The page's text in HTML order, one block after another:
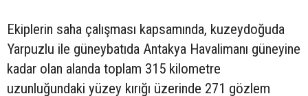
Ekiplerin saha çalışması kapsamında, kuzeydoğuda
Yarpuzlu ile güneybatıda Antakya Havalimanı güneyine
kadar olan alanda toplam 315 kilometre
uzunluğundaki yüzey kırığı üzerinde 271 gözlem